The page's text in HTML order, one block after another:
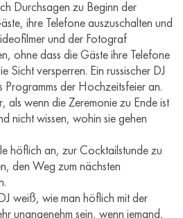
Durchsagen zu Beginn der
ihre Telefone auszuschalten und
und der Fotograf
ohne dass die Gäste ihre Telefone
Sicht versperren. Ein russischer DJ
Programms der Hochzeitsfeier an.
als wenn die Zeremonie zu Ende ist
nicht wissen, wohin sie gehen
höflich an, zur Cocktailstunde zu
den Weg zum nächsten
weiß, wie man höflich mit der
unangenehm sein, wenn jemand,